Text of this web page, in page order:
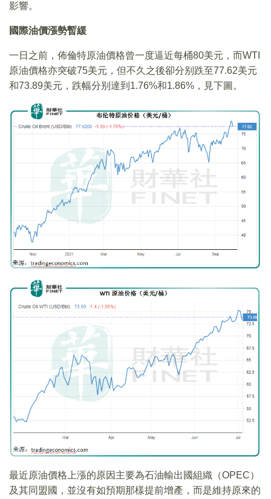
影響。
國際油價漲勢暫緩
一日之前，佈倫特原油價格曾一度逼近每桶80美元，而WTI
原油價格亦突破75美元，但不久之後卻分别跌至77.62美元
和73.89美元，跌幅分别達到1.76%和1.86%，見下圖。
最近原油價格上漲的原因主要為石油輸出國組織（OPEC）
及其同盟國，並沒有如預期那樣提前增產，而是維持原來的